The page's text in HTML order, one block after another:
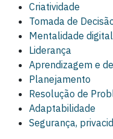
Criatividade
Tomada de
Mentalidade digital
Liderança
Aprendizagem e
Planejamento
Resolução de
Adaptabilidade
Segurança,